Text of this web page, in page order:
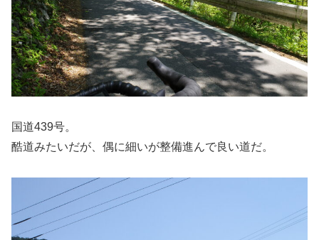
国道439号。
酷道みたいだが、偶に細いが整備進んで良い道だ。